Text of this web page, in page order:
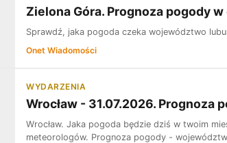
Zielona Góra. Prognoza pogody
Sprawdź, jaka pogoda czeka województwo
Onet Wiadomości
WYDARZENIA
Wrocław - 31.07.2026. Prognoza
Wrocław. Jaka pogoda będzie dziś w twoim
meteorologów. Prognoza pogody -